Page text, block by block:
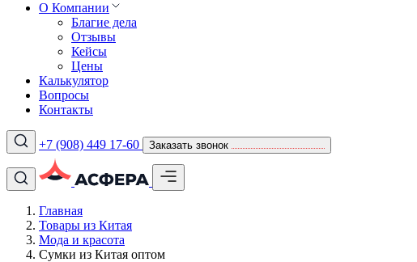
О Компании
Благие дела
Отзывы
Кейсы
Цены
Калькулятор
Вопросы
Контакты
+7 (908) 449 17-60 Заказать звонок
Главная
Товары из Китая
Мода и красота
Сумки из Китая оптом